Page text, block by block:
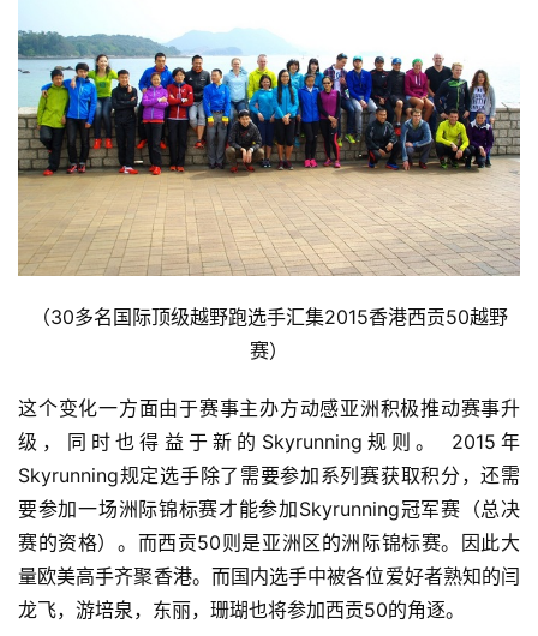
（30多名国际顶级越野跑选手汇集2015香港西贡50越野
赛）
这个变化一方面由于赛事主办方动感亚洲积极推动赛事升
级，同时也得益于新的Skyrunning规则。 2015年
Skyrunning规定选手除了需要参加系列赛获取积分，还需
要参加一场洲际锦标赛才能参加Skyrunning冠军赛（总决
赛的资格）。而西贡50则是亚洲区的洲际锦标赛。因此大
量欧美高手齐聚香港。而国内选手中被各位爱好者熟知的闫
龙飞，游培泉，东丽，珊瑚也将参加西贡50的角逐。